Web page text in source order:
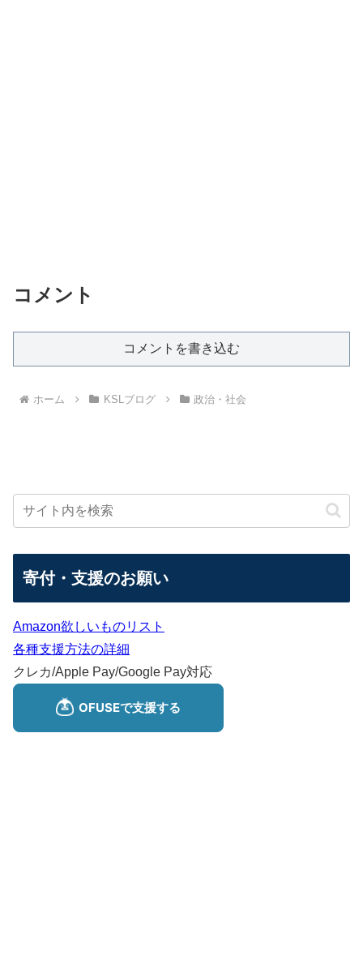
コメント
コメントを書き込む
ホーム KSLブログ 政治・社会
寄付・支援のお願い
Amazon欲しいものリスト
各種支援方法の詳細
クレカ/Apple Pay/Google Pay対応